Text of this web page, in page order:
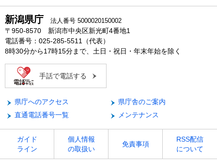
新潟県庁 法人番号 5000020150002
〒950-8570 新潟市中央区新光町4番地1
電話番号：025-285-5511（代表）
8時30分から17時15分まで、土日・祝日・年末年始を除く
手話で電話する
県庁へのアクセス
県庁舎のご案内
直通電話番号一覧
メンテナンス
ガイド
ライン
個人情報
の取扱い
免責事項
RSS配信
について